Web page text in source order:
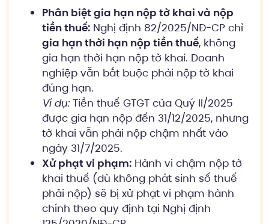
Phân biệt gia hạn nộp tờ khai và nộp
tiền thuế: Nghị định 82/2025/NĐ-CP chỉ
gia hạn thời hạn nộp tiền thuế, không
gia hạn thời hạn nộp tờ khai. Doanh
nghiệp vẫn bắt buộc phải nộp tờ khai
đúng hạn.
Ví dụ:Tiền thuế GTGT của Quý II/2025
được gia hạn nộp đến 31/12/2025, nhưng
tờ khai vẫn phải nộp chậm nhất vào
ngày 31/7/2025.
Xử phạt vi phạm: Hành vi chậm nộp tờ
khai thuế (dù không phát sinh số thuế
phải nộp) sẽ bị xử phạt vi phạm hành
chính theo quy định tại Nghị định